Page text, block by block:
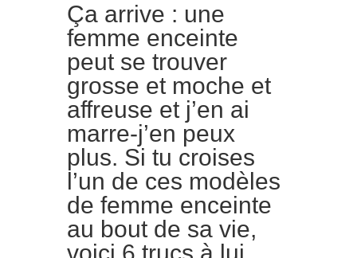
Ça arrive : une
femme enceinte
peut se trouver
grosse et moche et
affreuse et j’en ai
marre-j’en peux
plus. Si tu croises
l’un de ces modèles
de femme enceinte
au bout de sa vie,